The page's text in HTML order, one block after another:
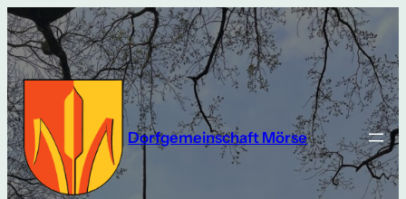
Dorfgemeinschaft Mörse